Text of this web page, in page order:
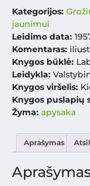
Kategorijos:
jaunimui
Leidimo data:
Komentaras:
Knygos būklė:
Leidykla:
Knygos viršelis:
Knygos puslapių
Žyma: apysaka
Aprašymas